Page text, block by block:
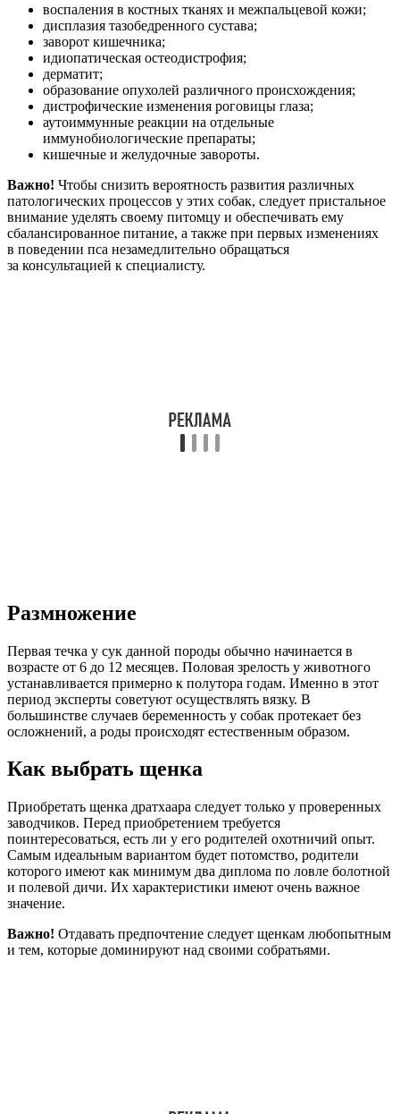
воспаления в костных тканях и межпальцевой кожи;
дисплазия тазобедренного сустава;
заворот кишечника;
идиопатическая остеодистрофия;
дерматит;
образование опухолей различного происхождения;
дистрофические изменения роговицы глаза;
аутоиммунные реакции на отдельные
иммунобиологические препараты;
кишечные и желудочные завороты.
Важно! Чтобы снизить вероятность развития различных
патологических процессов у этих собак, следует пристальное
внимание уделять своему питомцу и обеспечивать ему
сбалансированное питание, а также при первых изменениях
в поведении пса незамедлительно обращаться
за консультацией к специалисту.
Размножение
Первая течка у сук данной породы обычно начинается в
возрасте от 6 до 12 месяцев. Половая зрелость у животного
устанавливается примерно к полутора годам. Именно в этот
период эксперты советуют осуществлять вязку. В
большинстве случаев беременность у собак протекает без
осложнений, а роды происходят естественным образом.
Как выбрать щенка
Приобретать щенка дратхаара следует только у проверенных
заводчиков. Перед приобретением требуется
поинтересоваться, есть ли у его родителей охотничий опыт.
Самым идеальным вариантом будет потомство, родители
которого имеют как минимум два диплома по ловле болотной
и полевой дичи. Их характеристики имеют очень важное
значение.
Важно! Отдавать предпочтение следует щенкам любопытным
и тем, которые доминируют над своими собратьями.